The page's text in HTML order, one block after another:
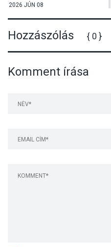
Visegrádon
2026 JÚN 08
Hozzászólás { 0 }
Komment írása